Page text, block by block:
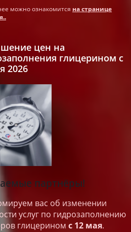
можно ознакомится на странице
цен на
глицерином с
2026
партнёры!
вас об изменении
услуг по гидрозаполнению
глицерином с 12 мая.